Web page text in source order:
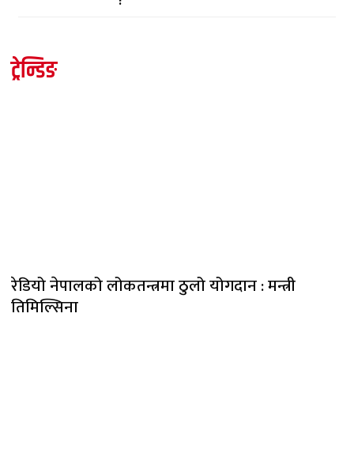
ट्रेन्डिङ
रेडियो नेपालको लोकतन्त्रमा ठुलो योगदान : मन्त्री
तिमिल्सिना